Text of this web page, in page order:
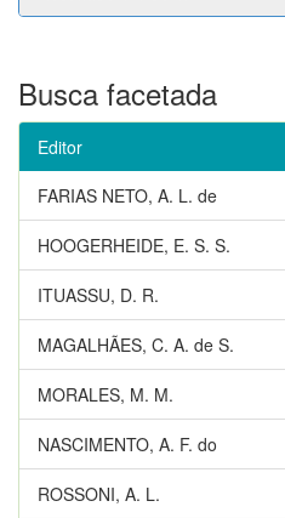
Busca facetada
Editor
FARIAS NETO, A. L. de
HOOGERHEIDE, E. S. S.
ITUASSU, D. R.
MAGALHÃES, C. A. de S.
MORALES, M. M.
NASCIMENTO, A. F. do
ROSSONI, A. L.